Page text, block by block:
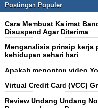
Postingan Populer
Cara Membuat Kalimat
Disuspend Agar Diterima
Menganalisis prinsip kerja
kehidupan sehari hari
Apakah menonton video
Virtual Credit Card (VCC)
Review Undang Undang